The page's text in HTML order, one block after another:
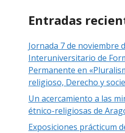
Entradas
Jornada 7 de noviembre
Interuniversitario de
Permanente en
religioso, Derecho y
Un acercamiento a las
étnico-religiosas de
Exposiciones prácticum